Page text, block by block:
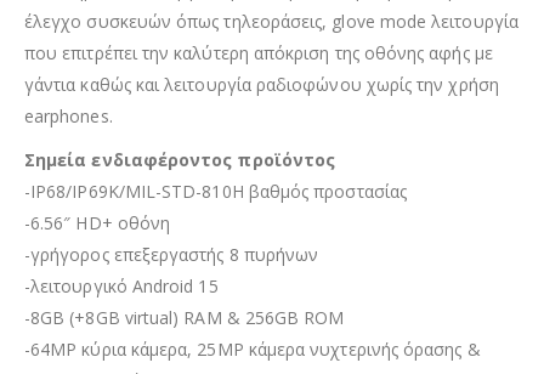
έλεγχο συσκευών όπως τηλεοράσεις, glove mode λειτουργία
που επιτρέπει την καλύτερη απόκριση της οθόνης αφής με
γάντια καθώς και λειτουργία ραδιοφώνου χωρίς την χρήση
earphones.
Σημεία ενδιαφέροντος προϊόντος
-IP68/IP69K/MIL-STD-810H βαθμός προστασίας
-6.56″ HD+ οθόνη
-γρήγορος επεξεργαστής 8 πυρήνων
-λειτουργικό Android 15
-8GB (+8GB virtual) RAM & 256GB ROM
-64MP κύρια κάμερα, 25MP κάμερα νυχτερινής όρασης &